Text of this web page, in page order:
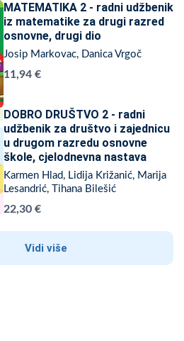
MATEMATIKA 2 - radni udžbenik
iz matematike za drugi razred
osnovne, drugi dio
Josip Markovac, Danica Vrgoč
11,94 €
DOBRO DRUŠTVO 2 - radni
udžbenik za društvo i zajednicu
u drugom razredu osnovne
škole, cjelodnevna nastava
Karmen Hlad, Lidija Križanić, Marija
Lesandrić, Tihana Bilešić
22,30 €
Vidi više